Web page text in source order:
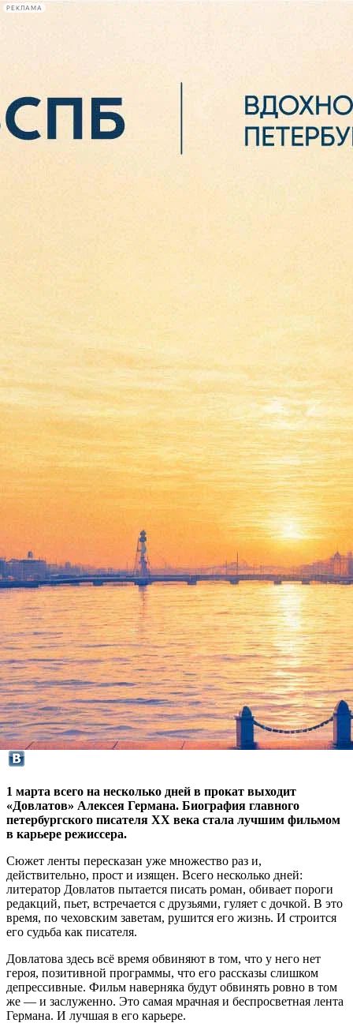
РЕКЛАМА
Сегодня:
2026.08.06
04:34
«Довлатов»: Мертвый сезон
23 февраля 2018,14:03 Версия для печати
1 марта всего на несколько дней в прокат выходит
«Довлатов» Алексея Германа. Биография главного
петербургского писателя XX века стала лучшим фильмом
в карьере режиссера.
Сюжет ленты пересказан уже множество раз и,
действительно, прост и изящен. Всего несколько дней:
литератор Довлатов пытается писать роман, обивает пороги
редакций, пьет, встречается с друзьями, гуляет с дочкой. В это
время, по чеховским заветам, рушится его жизнь. И строится
его судьба как писателя.
Довлатова здесь всё время обвиняют в том, что у него нет
героя, позитивной программы, что его рассказы слишком
депрессивные. Фильм наверняка будут обвинять ровно в том
же — и заслуженно. Это самая мрачная и беспросветная лента
Германа. И лучшая в его карьере.